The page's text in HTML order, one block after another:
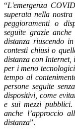
“L'emergenza
superata nella
peggioramenti o
seguite grazie
distanza riuscendo
contesti chiusi o
distanza con Internet,
per i meno
tempo al
persone seguite
dispositivi, come
e sui mezzi
anche l’approccio
distanza”.